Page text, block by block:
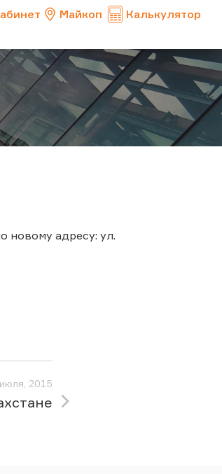
Майкоп Калькулятор
новому адресу: ул.
2015